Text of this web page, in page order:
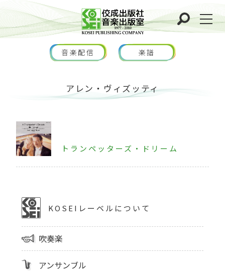
音楽配信 楽譜
アレン・ヴィズッティ
KOSEIレーベルについて
吹奏楽
アンサンブル
トランペッターズ・ドリーム